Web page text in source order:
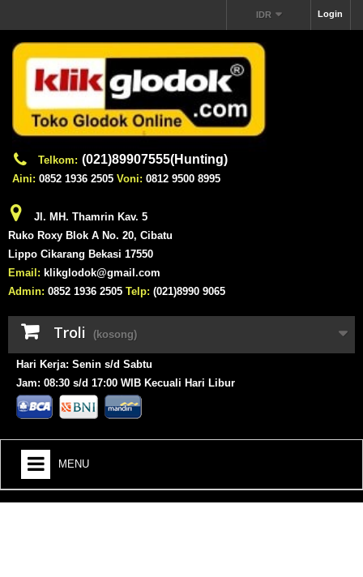
Login
IDR
Telkom: (021)89907555(Hunting)
Aini: 0852 1936 2505 Voni: 0812 9500 8995
Jl. MH. Thamrin Kav. 5
Ruko Roxy Blok A No. 20, Cibatu
Lippo Cikarang Bekasi 17550
Email: klikglodok@gmail.com
Admin: 0852 1936 2505 Telp: (021)8990 9065
Troli (kosong)
Hari Kerja: Senin s/d Sabtu
Jam: 08:30 s/d 17:00 WIB Kecuali Hari Libur
MENU